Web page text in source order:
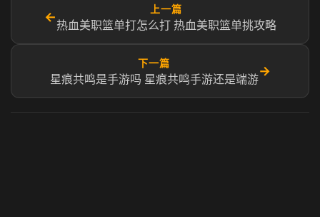
←
上一篇
热血美职篮单打怎么打 热血美职篮单挑攻略
下一篇
星痕共鸣是手游吗 星痕共鸣手游还是端游
→